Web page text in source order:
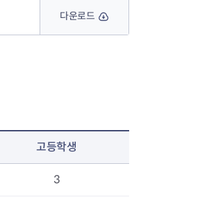
다운로드
고등학생
3